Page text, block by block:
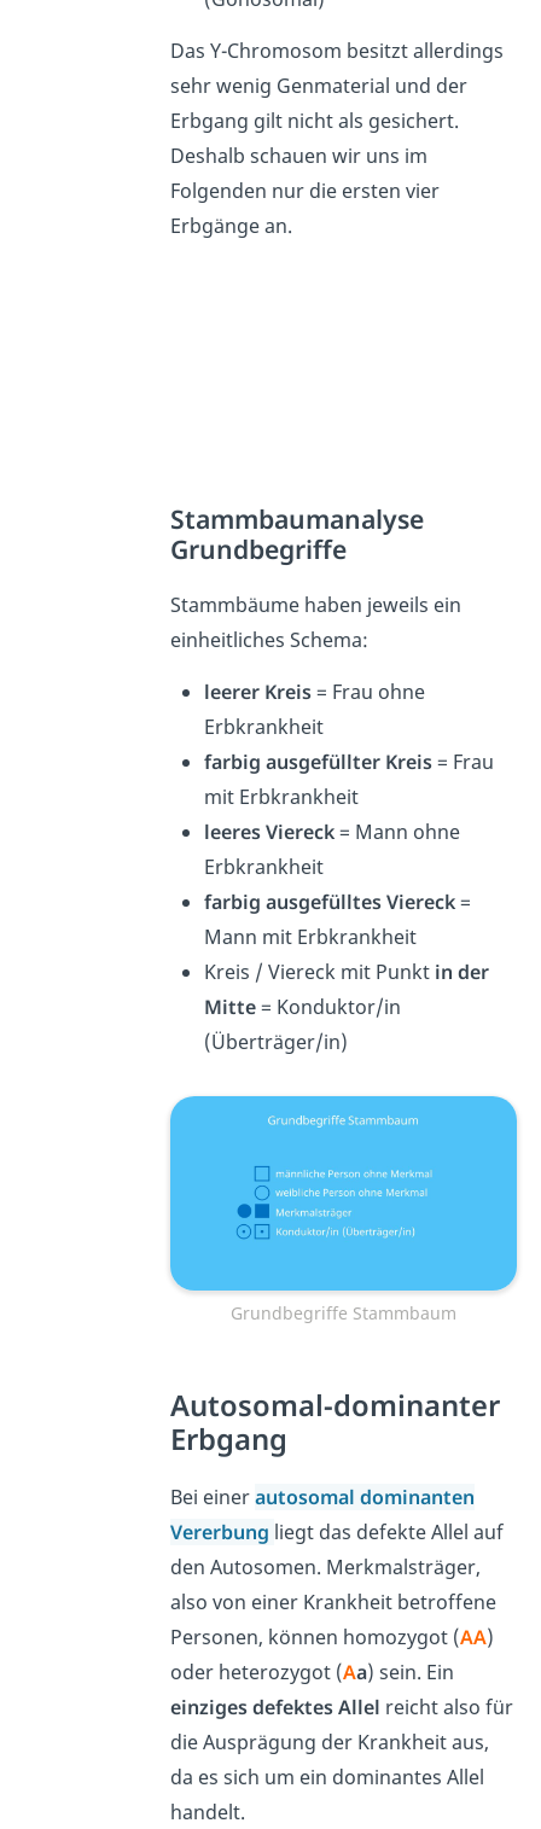
Das Y-Chromosom besitzt allerdings
sehr wenig Genmaterial und der
Erbgang gilt nicht als gesichert.
Deshalb schauen wir uns im
Folgenden nur die ersten vier
Erbgänge an.
Stammbaumanalyse
Grundbegriffe
Stammbäume haben jeweils ein
einheitliches Schema:
leerer Kreis= Frau ohne
Erbkrankheit
farbig ausgefüllter Kreis= Frau
mit Erbkrankheit
leeres Viereck= Mann ohne
Erbkrankheit
farbig ausgefülltes Viereck=
Mann mit Erbkrankheit
Kreis / Viereck mit Punkt in der
Mitte= Konduktor/in
(Überträger/in)
Grundbegriffe Stammbaum
Autosomal-dominanter
Erbgang
Bei einerautosomal dominanten
Vererbung liegt das defekte Allel auf
den Autosomen. Merkmalsträger,
also von einer Krankheit betroffene
Personen, können homozygot (AA)
oder heterozygot (Aa) sein. Ein
einziges defektes Allel reicht also für
die Ausprägung der Krankheit aus,
da es sich um ein dominantes Allel
handelt.